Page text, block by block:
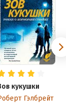
кукушки
Гэлбрейт